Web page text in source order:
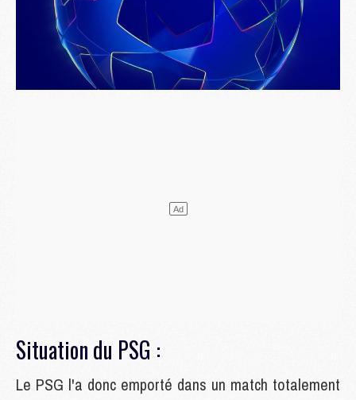
Situation du PSG :
Le PSG l'a donc emporté dans un match totalement